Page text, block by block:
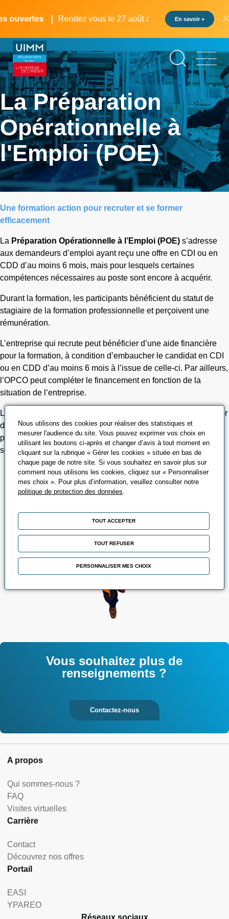
au
principal
ouvertes Rendez vous le 27 août au pôle formation UIMM
En savoir +
La Préparation
Opérationnelle à
l'Emploi (POE)
Une formation action pour recruter et se former
efficacement
La Préparation Opérationnelle à l’Emploi (POE) s’adresse
aux demandeurs d’emploi ayant reçu une offre en CDI ou en
CDD d’au moins 6 mois, mais pour lesquels certaines
compétences nécessaires au poste sont encore à acquérir.
Durant la formation, les participants bénéficient du statut de
stagiaire de la formation professionnelle et perçoivent une
rémunération.
L’entreprise qui recrute peut bénéficier d’une aide financière
pour la formation, à condition d’embaucher le candidat en CDI
ou en CDD d’au moins 6 mois à l’issue de celle-ci. Par ailleurs,
l’OPCO peut compléter le financement en fonction de la
situation de l’entreprise.
La POE représente une opportunité précieuse pour développer
de nouvelles compétences et renforcer l’employabilité des
participants. C’est une véritable occasion de progresser et de
se préparer efficacement à intégrer un poste.
Vous souhaitez plus de
renseignements ?
Contactez-nous
A propos
Qui sommes-nous ?
FAQ
Visites virtuelles
Carrière
Contact
Découvrez nos offres
Portail
EASI
YPAREO
Réseaux sociaux
Nous utilisons des cookies pour réaliser des statistiques et
mesurer l'audience du site. Vous pouvez exprimer vos choix en
utilisant les boutons ci-après et changer d’avis à tout moment en
cliquant sur la rubrique « Gérer les cookies » située en bas de
chaque page de notre site. Si vous souhaitez en savoir plus sur
comment nous utilisons les cookies, cliquez sur « Personnaliser
mes choix ». Pour plus d’information, veuillez consulter notre
politique de protection des données.
TOUT ACCEPTER
TOUT REFUSER
PERSONNALISER MES CHOIX